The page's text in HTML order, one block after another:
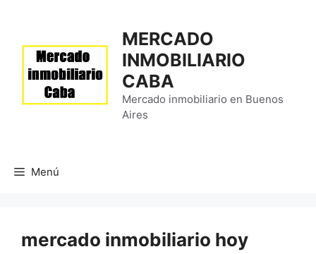
contenido
MERCADO
INMOBILIARIO
CABA
Mercado inmobiliario en Buenos
Aires
Menú
mercado inmobiliario hoy